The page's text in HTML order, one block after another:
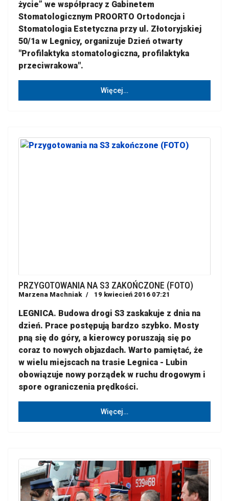
życie” we współpracy z Gabinetem
Stomatologicznym PROORTO Ortodoncja i
Stomatologia Estetyczna przy ul. Złotoryjskiej
50/1a w Legnicy, organizuje Dzień otwarty
"Profilaktyka stomatologiczna, profilaktyka
przeciwrakowa".
Więcej…
PRZYGOTOWANIA NA S3 ZAKOŃCZONE (FOTO)
Marzena Machniak 19 kwiecień 2016 07:21
LEGNICA. Budowa drogi S3 zaskakuje z dnia na
dzień. Prace postępują bardzo szybko. Mosty
pną się do góry, a kierowcy poruszają się po
coraz to nowych objazdach. Warto pamiętać, że
w wielu miejscach na trasie Legnica - Lubin
obowiązuje nowy porządek w ruchu drogowym i
spore ograniczenia prędkości.
Więcej…